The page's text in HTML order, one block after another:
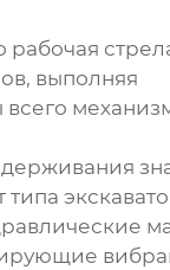
рабочая
выполняя